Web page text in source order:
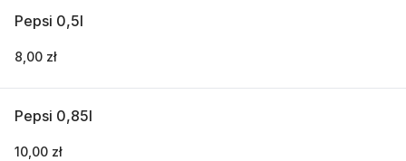
Pepsi 0,5l
8,00 zł
Pepsi 0,85l
10,00 zł